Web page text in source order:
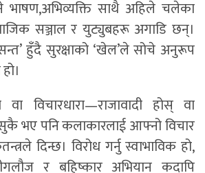
भाषण,अभिव्यक्ति साथै अहिले चलेका
सञ्जाल र युट्युबहरू अगाडि छन्।
हुँदै सुरक्षाको ‘खेल’ले सोचे अनुरूप
वा विचारधारा—राजावादी होस् वा
भए पनि कलाकारलाई आफ्नो विचार
दिन्छ। विरोध गर्नु स्वाभाविक हो,
र बहिष्कार अभियान कदापि